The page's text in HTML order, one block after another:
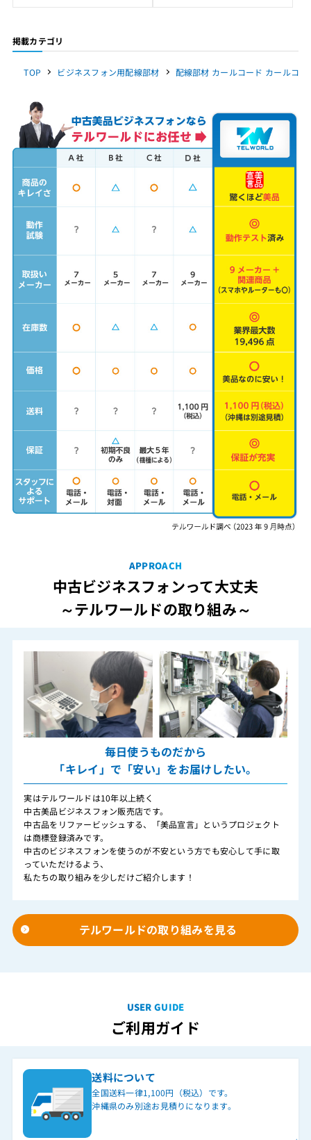
掲載カテゴリ
TOP ビジネスフォン用配線部材 配線部材 カールコード カールコー
APPROACH
中古ビジネスフォンって大丈夫
～テルワールドの取り組み～
毎日使うものだから
「キレイ」で「安い」をお届けしたい。
実はテルワールドは10年以上続く
中古美品ビジネスフォン販売店です。
中古品をリファービッシュする、「美品宣言」というプロジェクト
は商標登録済みです。
中古のビジネスフォンを使うのが不安という方でも安心して手に取
っていただけるよう、
私たちの取り組みを少しだけご紹介します！
テルワールドの取り組みを見る
USER GUIDE
ご利用ガイド
送料について
全国送料一律1,100円（税込）です。
沖縄県のみ別途お見積りになります。